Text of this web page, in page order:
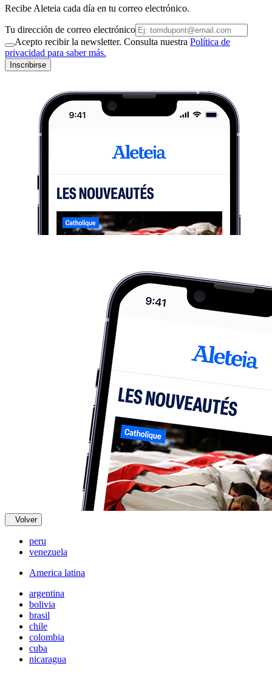
Recibe Aleteia cada día en tu correo electrónico.
Tu dirección de correo electrónico
Acepto recibir la newsletter. Consulta nuestra Política de
privacidad para saber más.
Inscribirse
Volver
peru
venezuela
America latina
argentina
bolivia
brasil
chile
colombia
cuba
nicaragua